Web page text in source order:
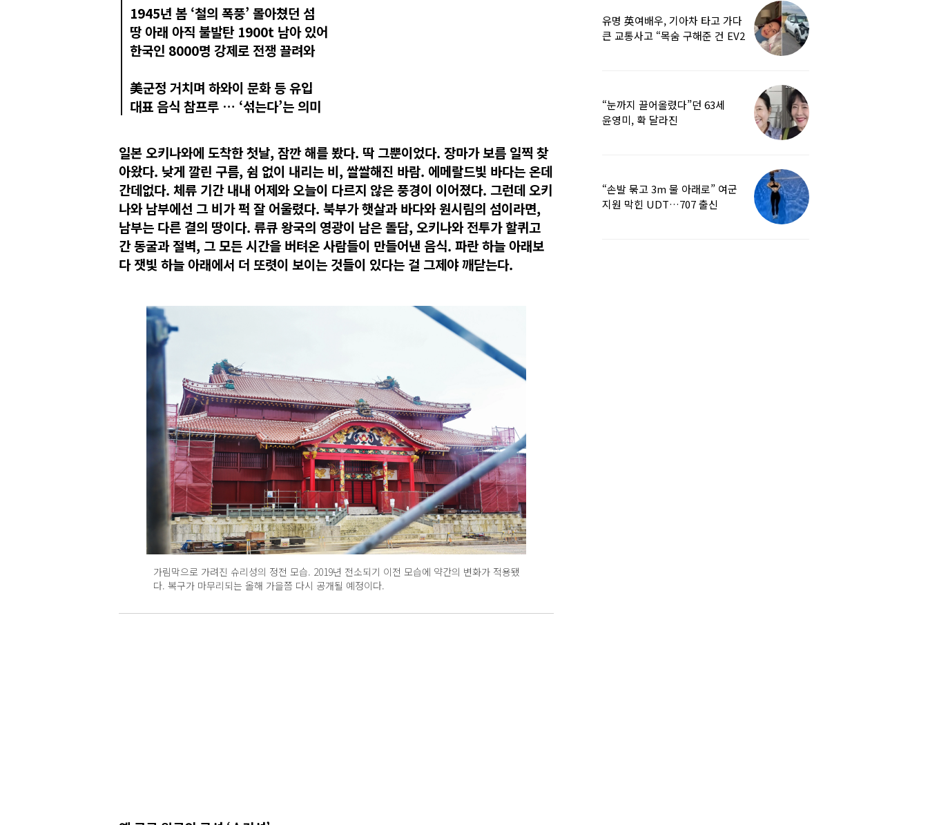
1945년 봄 ‘철의 폭풍’ 몰아쳤던 섬
땅 아래 아직 불발탄 1900t 남아 있어
한국인 8000명 강제로 전쟁 끌려와
美군정 거치며 하와이 문화 등 유입
대표 음식 참프루 … ‘섞는다’는 의미
일본 오키나와에 도착한 첫날, 잠깐 해를 봤다. 딱 그뿐이었다. 장마가 보름 일찍 찾
아왔다. 낮게 깔린 구름, 쉼 없이 내리는 비, 쌀쌀해진 바람. 에메랄드빛 바다는 온데
간데없다. 체류 기간 내내 어제와 오늘이 다르지 않은 풍경이 이어졌다. 그런데 오키
나와 남부에선 그 비가 퍽 잘 어울렸다. 북부가 햇살과 바다와 원시림의 섬이라면,
남부는 다른 결의 땅이다. 류큐 왕국의 영광이 남은 돌담, 오키나와 전투가 할퀴고
간 동굴과 절벽, 그 모든 시간을 버텨온 사람들이 만들어낸 음식. 파란 하늘 아래보
다 잿빛 하늘 아래에서 더 또렷이 보이는 것들이 있다는 걸 그제야 깨닫는다.
가림막으로 가려진 슈리성의 정전 모습. 2019년 전소되기 이전 모습에 약간의 변화가 적용됐
다. 복구가 마무리되는 올해 가을쯤 다시 공개될 예정이다.
유명 英여배우, 기아차 타고 가다
큰 교통사고 “목숨 구해준 건 EV2
“눈까지 끌어올렸다”던 63세
윤영미, 확 달라진
“손발 묶고 3m 물 아래로” 여군
지원 막힌 UDT…707 출신